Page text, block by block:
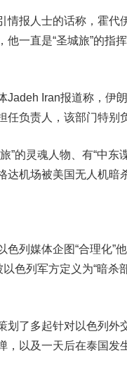
情报人士的话称， 霍代
他一直是“圣城旅”的指
Iran报道称，伊朗
任负责人，该部门特别
”的灵魂人物、有“中东
达机场被美国无人机暗
色列媒体企图“合理化”
以色列军方定义为“暗杀
划了多起针对以色列外
，以及一天后在泰国发